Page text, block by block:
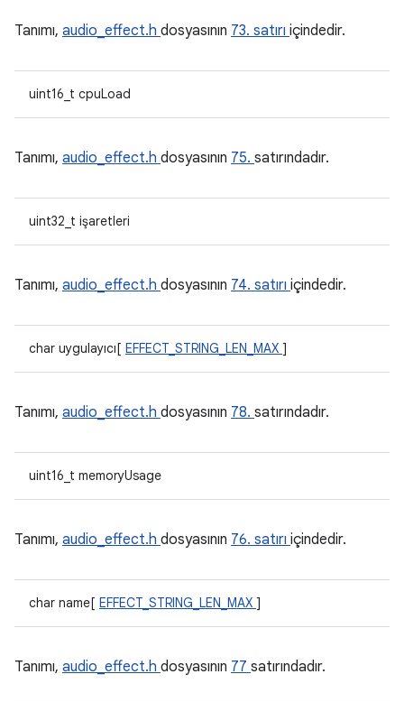
Tanımı, audio_effect.h dosyasının 73. satırı içindedir.
uint16_t cpuLoad
Tanımı, audio_effect.h dosyasının 75. satırındadır.
uint32_t işaretleri
Tanımı, audio_effect.h dosyasının 74. satırı içindedir.
char uygulayıcı[ EFFECT_STRING_LEN_MAX ]
Tanımı, audio_effect.h dosyasının 78. satırındadır.
uint16_t memoryUsage
Tanımı, audio_effect.h dosyasının 76. satırı içindedir.
char name[ EFFECT_STRING_LEN_MAX ]
Tanımı, audio_effect.h dosyasının 77 satırındadır.